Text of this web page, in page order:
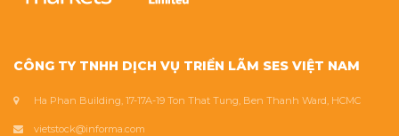
CÔNG TY TNHH DỊCH VỤ TRIỂN LÃM SES VIỆT NAM
Ha Phan Building, 17-17A-19 Ton That Tung, Ben Thanh Ward, HCMC
vietstock@informa.com